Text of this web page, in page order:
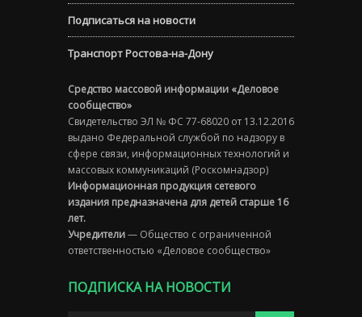
Подписаться на новости
Транспорт Ростова-на-Дону
Средство массовой информации «Деловое
сообщество»
Свидетельство ЭЛ № ФС 77-68020 от 13.12.2016
выдано Федеральной службой по надзору в
сфере связи, информационных технологий и
массовых коммуникаций (Роскомнадзор)
Информационная продукция сетевого
издания предназначена для детей старше 16
лет.
Учредители— Общество с ограниченной
ответственностью «Деловое сообщество»
ПОДПИСКА НА НОВОСТИ